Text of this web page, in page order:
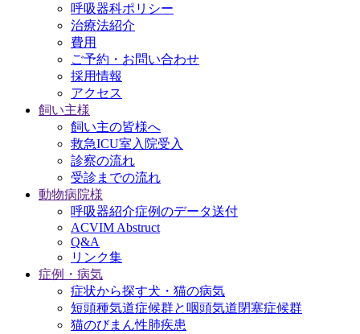
呼吸器科ポリシー
治療法紹介
費用
ご予約・お問い合わせ
採用情報
アクセス
飼い主様
飼い主の皆様へ
救急ICU室入院受入
診察の流れ
受診までの流れ
動物病院様
呼吸器紹介症例のデータ送付
ACVIM Abstruct
Q&A
リンク集
症例・病気
症状から探す犬・猫の病気
短頭種気道症候群と咽頭気道閉塞症候群
猫のびまん性肺疾患